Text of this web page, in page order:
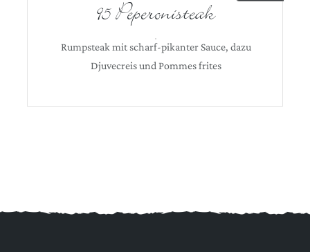
95 Peperonisteak
Rumpsteak mit scharf-pikanter Sauce, dazu
Djuvecreis und Pommes frites